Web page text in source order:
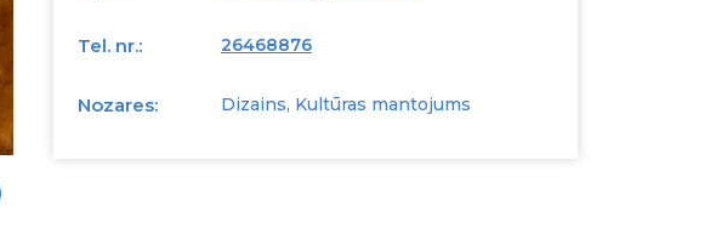
Tel. nr.: 26468876
Nozares: Dizains, Kultūras mantojums